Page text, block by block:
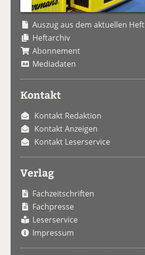
Auszug aus dem aktuellen Heft
Heftarchiv
Abonnement
Mediadaten
Kontakt
Kontakt Redaktion
Kontakt Anzeigen
Kontakt Leserservice
Verlag
Fachzeitschriften
Fachpresse
Leserservice
Impressum